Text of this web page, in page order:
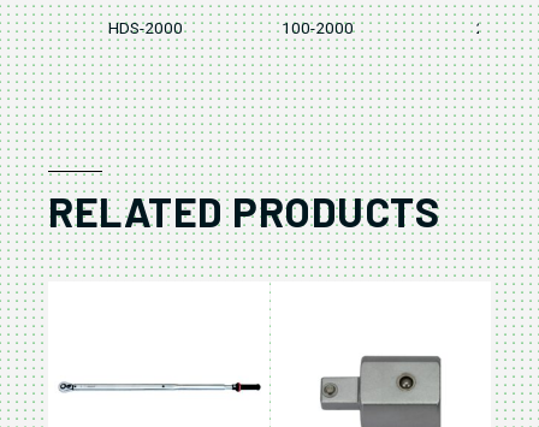
HDS-2000 100-2000 205
RELATED PRODUCTS